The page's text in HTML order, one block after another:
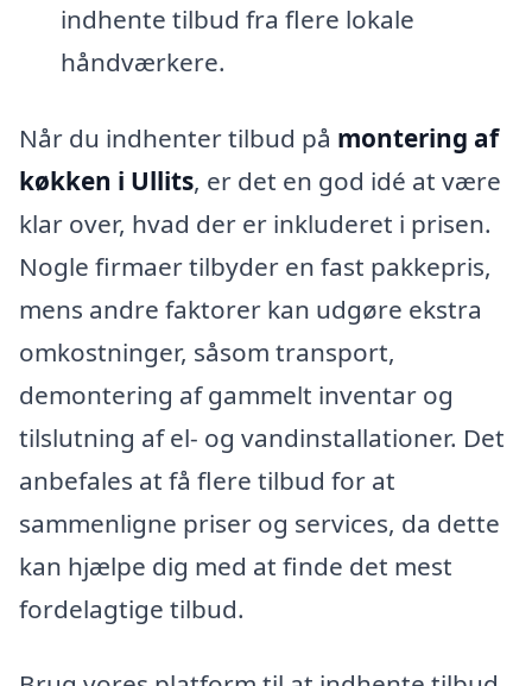
indhente tilbud fra flere lokale
håndværkere.
Når du indhenter tilbud på montering af
køkken i Ullits, er det en god idé at være
klar over, hvad der er inkluderet i prisen.
Nogle firmaer tilbyder en fast pakkepris,
mens andre faktorer kan udgøre ekstra
omkostninger, såsom transport,
demontering af gammelt inventar og
tilslutning af el- og vandinstallationer. Det
anbefales at få flere tilbud for at
sammenligne priser og services, da dette
kan hjælpe dig med at finde det mest
fordelagtige tilbud.